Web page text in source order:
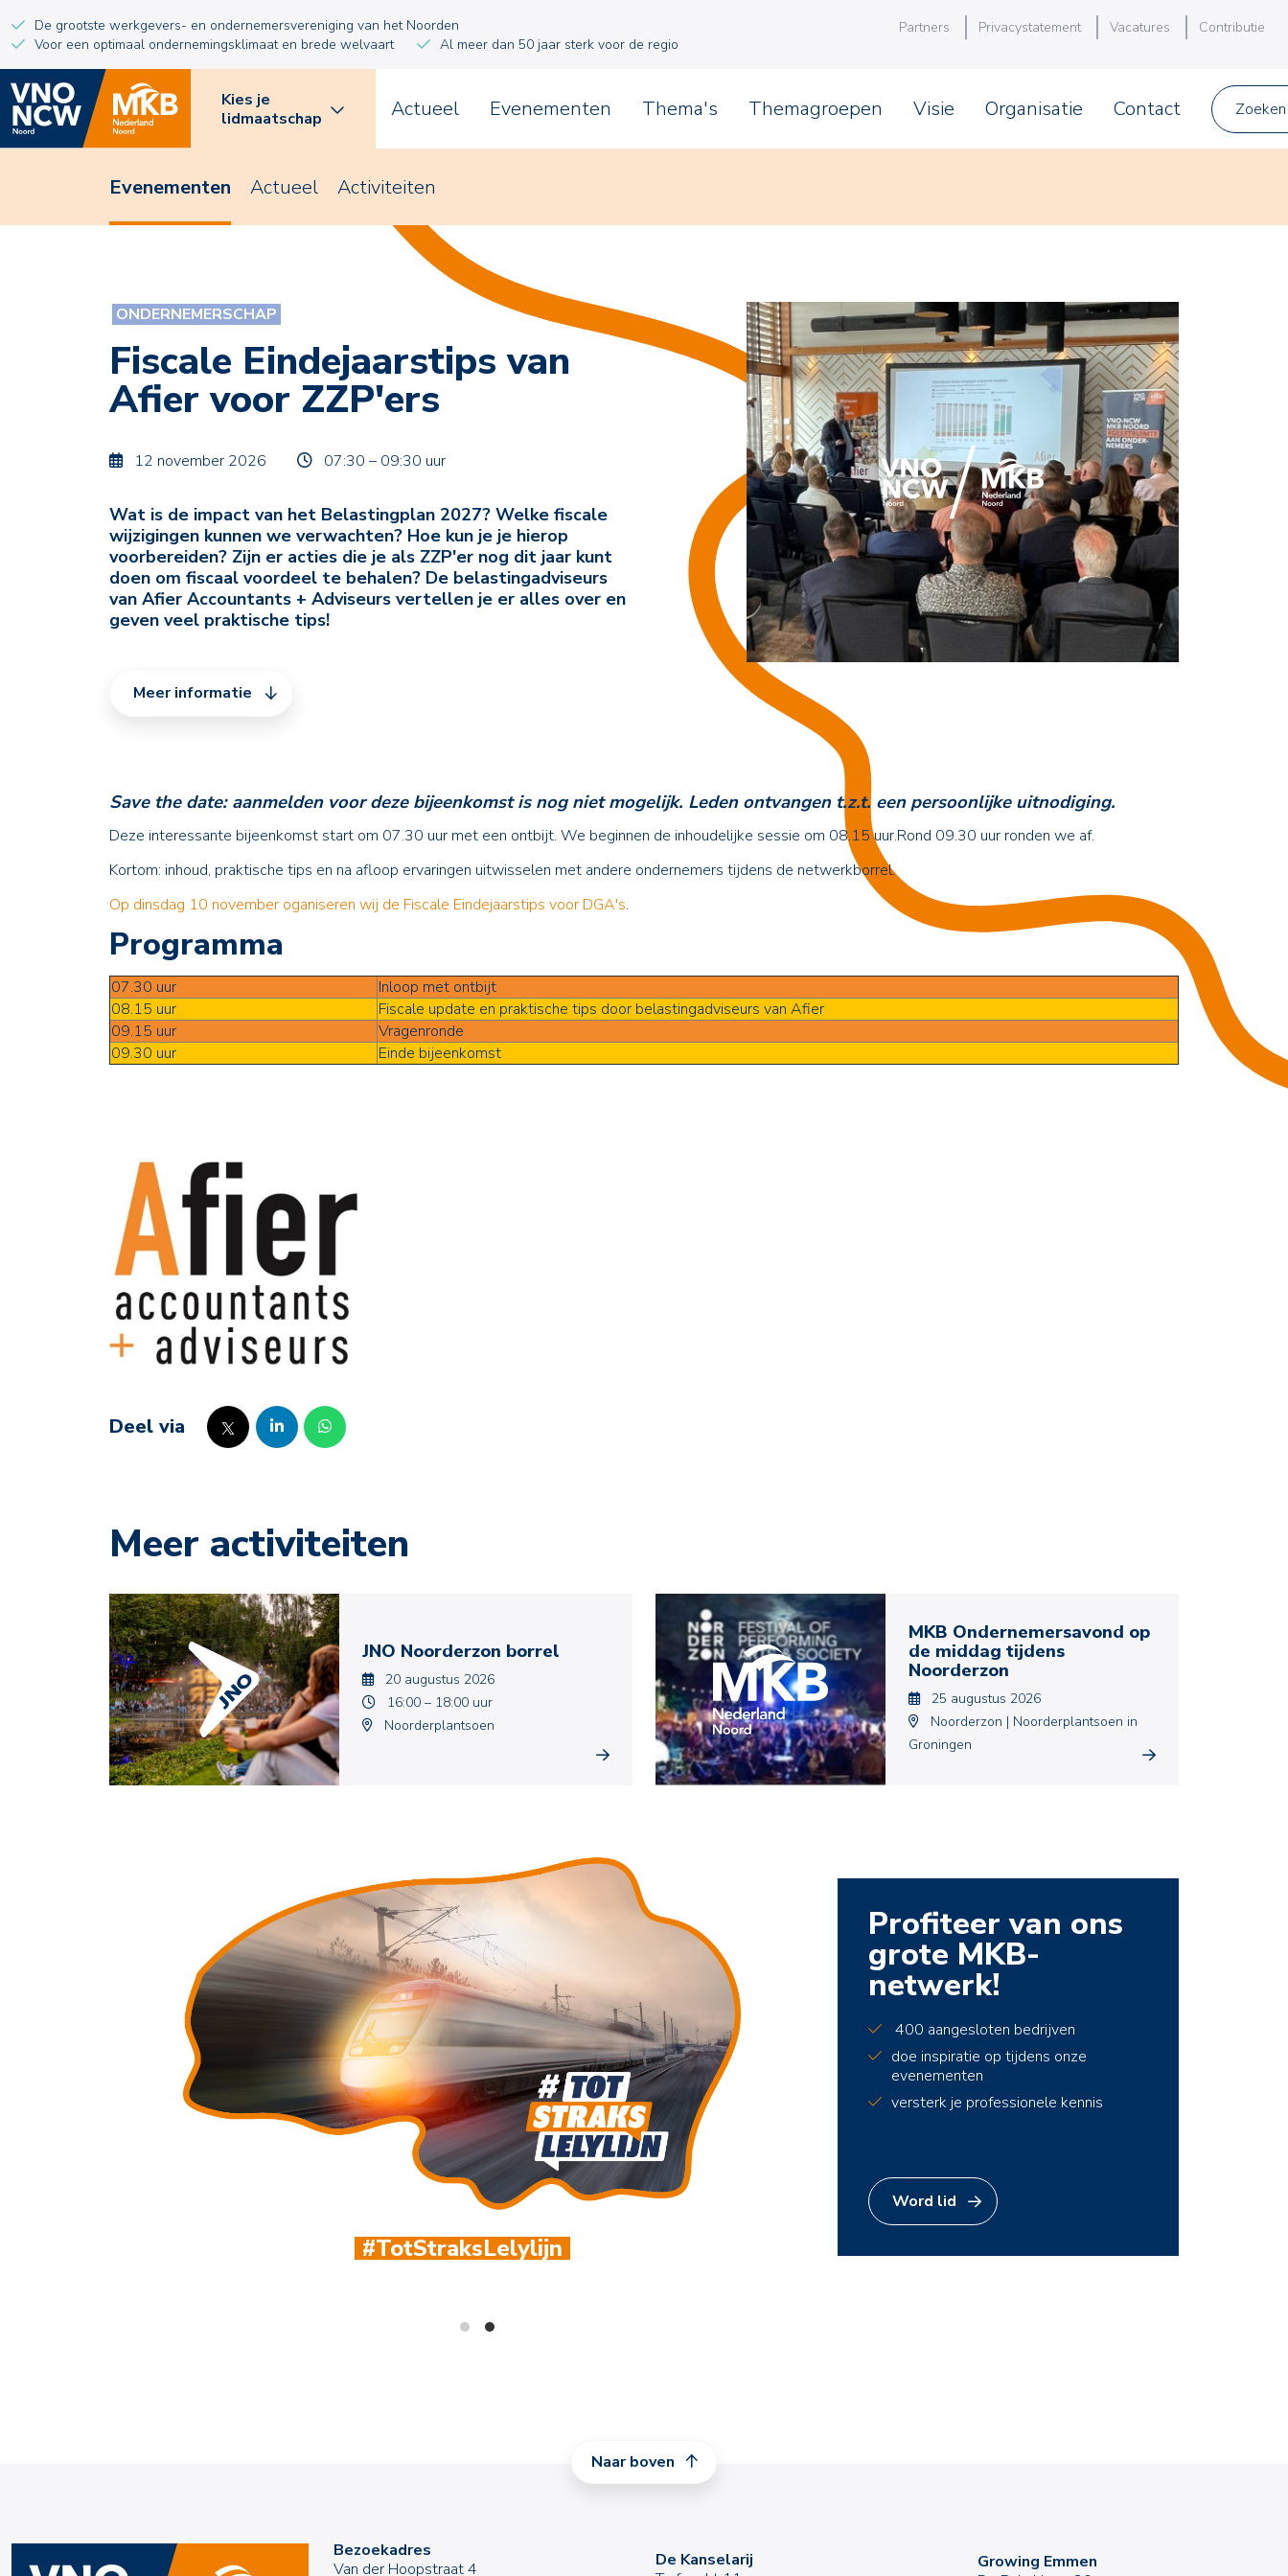
De grootste werkgevers- en ondernemersvereniging van het Noorden
Voor een optimaal ondernemingsklimaat en brede welvaart
Al meer dan 50 jaar sterk voor de regio
Partners Privacystatement Vacatures Contributie
Kies je
lidmaatschap
Actueel Evenementen Thema's Themagroepen Visie Organisatie Contact Zoeken
Evenementen Actueel Activiteiten
ONDERNEMERSCHAP
Fiscale Eindejaarstips van
Afier voor ZZP'ers
12 november 2026 07:30 – 09:30 uur
Wat is de impact van het Belastingplan 2027? Welke fiscale
wijzigingen kunnen we verwachten? Hoe kun je je hierop
voorbereiden? Zijn er acties die je als ZZP'er nog dit jaar kunt
doen om fiscaal voordeel te behalen? De belastingadviseurs
van Afier Accountants + Adviseurs vertellen je er alles over en
geven veel praktische tips!
Meer informatie
Save the date: aanmelden voor deze bijeenkomst is nog niet mogelijk. Leden ontvangen t.z.t. een persoonlijke uitnodiging.
Deze interessante bijeenkomst start om 07.30 uur met een ontbijt. We beginnen de inhoudelijke sessie om 08.15 uur.Rond 09.30 uur ronden we af.
Kortom: inhoud, praktische tips en na afloop ervaringen uitwisselen met andere ondernemers tijdens de netwerkborrel.
Op dinsdag 10 november oganiseren wij de Fiscale Eindejaarstips voor DGA's.
Programma
07.30 uur
Inloop met ontbijt
08.15 uur
Fiscale update en praktische tips door belastingadviseurs van Afier
09.15 uur
Vragenronde
09.30 uur
Einde bijeenkomst
Deel via
Meer activiteiten
JNO Noorderzon borrel
20 augustus 2026
16:00 – 18:00 uur
Noorderplantsoen
MKB Ondernemersavond op
de middag tijdens
Noorderzon
25 augustus 2026
Noorderzon | Noorderplantsoen in
Groningen
600+ leden
Profiteer van ons
grote MKB-
netwerk!
400 aangesloten bedrijven
doe inspiratie op tijdens onze
evenementen
versterk je professionele kennis
Word lid
Naar boven
Bezoekadres
Van der Hoopstraat 4
De Kanselarij
Growing Emmen